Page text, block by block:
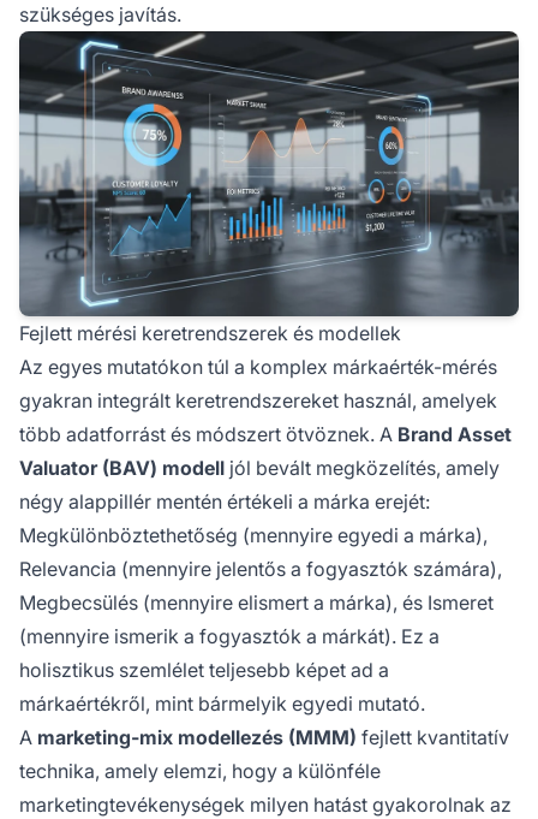
szükséges javítás.
Fejlett mérési keretrendszerek és modellek
Az egyes mutatókon túl a komplex márkaérték-mérés
gyakran integrált keretrendszereket használ, amelyek
több adatforrást és módszert ötvöznek. A Brand Asset
Valuator (BAV) modell jól bevált megközelítés, amely
négy alappillér mentén értékeli a márka erejét:
Megkülönböztethetőség (mennyire egyedi a márka),
Relevancia (mennyire jelentős a fogyasztók számára),
Megbecsülés (mennyire elismert a márka), és Ismeret
(mennyire ismerik a fogyasztók a márkát). Ez a
holisztikus szemlélet teljesebb képet ad a
márkaértékről, mint bármelyik egyedi mutató.
A marketing-mix modellezés (MMM) fejlett kvantitatív
technika, amely elemzi, hogy a különféle
marketingtevékenységek milyen hatást gyakorolnak az